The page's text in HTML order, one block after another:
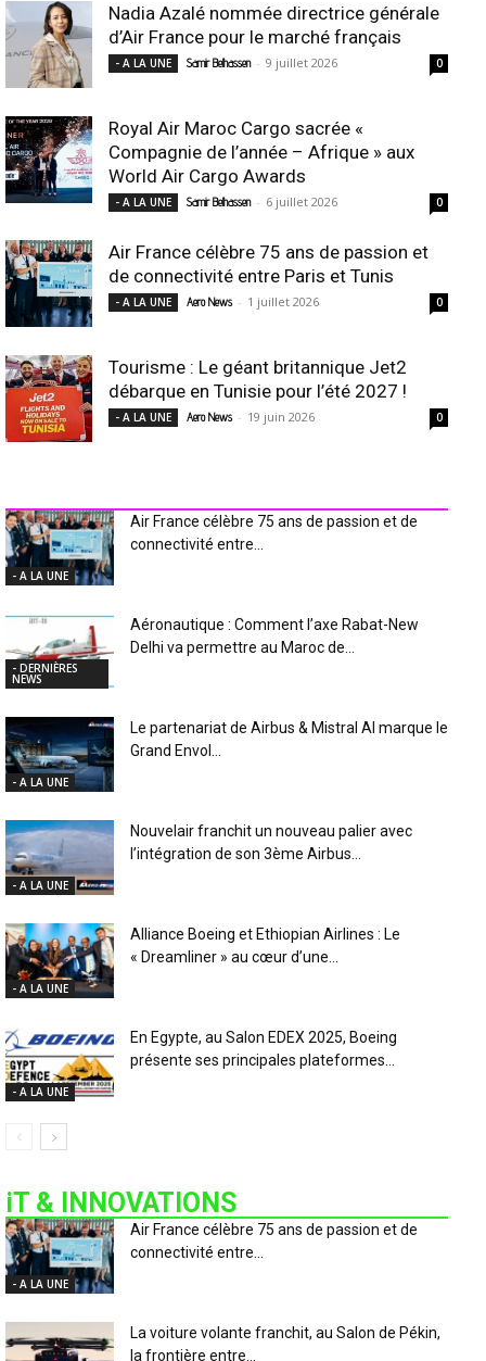
Nadia Azalé nommée directrice générale
d’Air France pour le marché français
- A LA UNE Samir Belhassen - 9 juillet 2026 0
Royal Air Maroc Cargo sacrée «
Compagnie de l’année – Afrique » aux
World Air Cargo Awards
- A LA UNE Samir Belhassen - 6 juillet 2026 0
Air France célèbre 75 ans de passion et
de connectivité entre Paris et Tunis
- A LA UNE Aero News - 1 juillet 2026 0
Tourisme : Le géant britannique Jet2
débarque en Tunisie pour l’été 2027 !
- A LA UNE Aero News - 19 juin 2026 0
- A LA UNE
Air France célèbre 75 ans de passion et de
connectivité entre...
- DERNIÈRES
NEWS
Aéronautique : Comment l’axe Rabat-New
Delhi va permettre au Maroc de...
- A LA UNE
Le partenariat de Airbus & Mistral AI marque le
Grand Envol...
- A LA UNE
Nouvelair franchit un nouveau palier avec
l’intégration de son 3ème Airbus...
- A LA UNE
Alliance Boeing et Ethiopian Airlines : Le
« Dreamliner » au cœur d’une...
- A LA UNE
En Egypte, au Salon EDEX 2025, Boeing
présente ses principales plateformes...
iT & INNOVATIONS
- A LA UNE
Air France célèbre 75 ans de passion et de
connectivité entre...
La voiture volante franchit, au Salon de Pékin,
la frontière entre...